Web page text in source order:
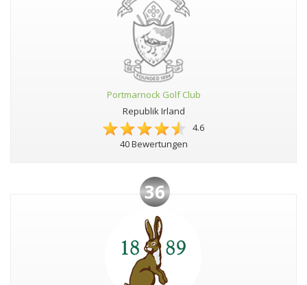
Portmarnock Golf Club
Republik Irland
4.6
40 Bewertungen
36